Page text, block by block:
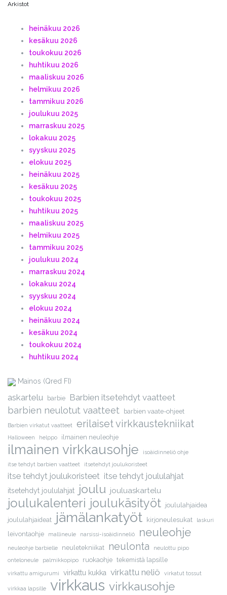
Arkistot
heinäkuu 2026
kesäkuu 2026
toukokuu 2026
huhtikuu 2026
maaliskuu 2026
helmikuu 2026
tammikuu 2026
joulukuu 2025
marraskuu 2025
lokakuu 2025
syyskuu 2025
elokuu 2025
heinäkuu 2025
kesäkuu 2025
toukokuu 2025
huhtikuu 2025
maaliskuu 2025
helmikuu 2025
tammikuu 2025
joulukuu 2024
marraskuu 2024
lokakuu 2024
syyskuu 2024
elokuu 2024
heinäkuu 2024
kesäkuu 2024
toukokuu 2024
huhtikuu 2024
Mainos (Qred FI)
askartelu barbie Barbien itsetehdyt vaatteet
barbien neulotut vaatteet barbien vaate-ohjeet
Barbien virkatut vaatteet erilaiset virkkaustekniikat
Halloween helppo ilmainen neuleohje
ilmainen virkkausohje
isoäidinneliö ohje
itse tehdyt barbien vaatteet
itsetehdyt joulukoristeet
itse tehdyt joulukoristeet itse tehdyt joululahjat
itsetehdyt joululahjat joulu jouluaskartelu
joulukalenteri joulukäsityöt joululahjaidea
joululahjaideat
jämälankatyöt kirjoneulesukat laskuri
leivontaohje mallineule narsissi-isoäidinneliö neuleohje
neuleohje barbielle neuletekniikat neulonta
neulottu pipo
onteloneule
palmikkopipo ruokaohje tekemistä lapsille
virkattu amigurumi virkattu kukka virkattu neliö virkatut tossut
virkkaa lapsille virkkaus virkkausohje